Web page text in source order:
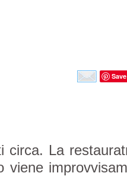
Save
circa. La
viene